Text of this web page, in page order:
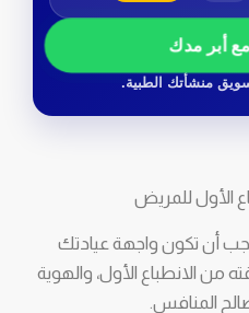
أبر مدك
منشأتك الطبية.
الأول للمريض
أن تكون واجهة عيادتك
من الانطباع الأول، والهوية
المنافس.